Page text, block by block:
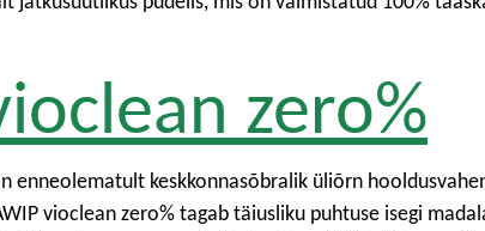
zero%
enneolematult keskkonnasõbralik üliõrn
vioclean zero% tagab täiusliku puhtuse isegi